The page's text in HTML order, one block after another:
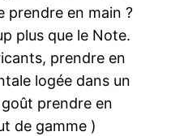
prendre en main ?
plus que le Note.
prendre en
logée dans un
prendre en
de gamme )